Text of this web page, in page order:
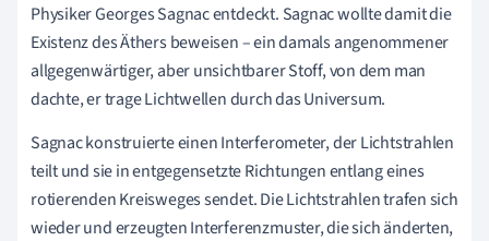
Physiker Georges Sagnac entdeckt. Sagnac wollte damit die
Existenz des Äthers beweisen – ein damals angenommener
allgegenwärtiger, aber unsichtbarer Stoff, von dem man
dachte, er trage Lichtwellen durch das Universum.
Sagnac konstruierte einen Interferometer, der Lichtstrahlen
teilt und sie in entgegensetzte Richtungen entlang eines
rotierenden Kreisweges sendet. Die Lichtstrahlen trafen sich
wieder und erzeugten Interferenzmuster, die sich änderten,